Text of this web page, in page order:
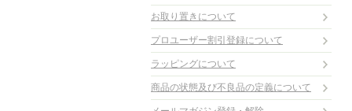
お取り置きについて
プロユーザー割引登録について
ラッピングについて
商品の状態及び不良品の定義について